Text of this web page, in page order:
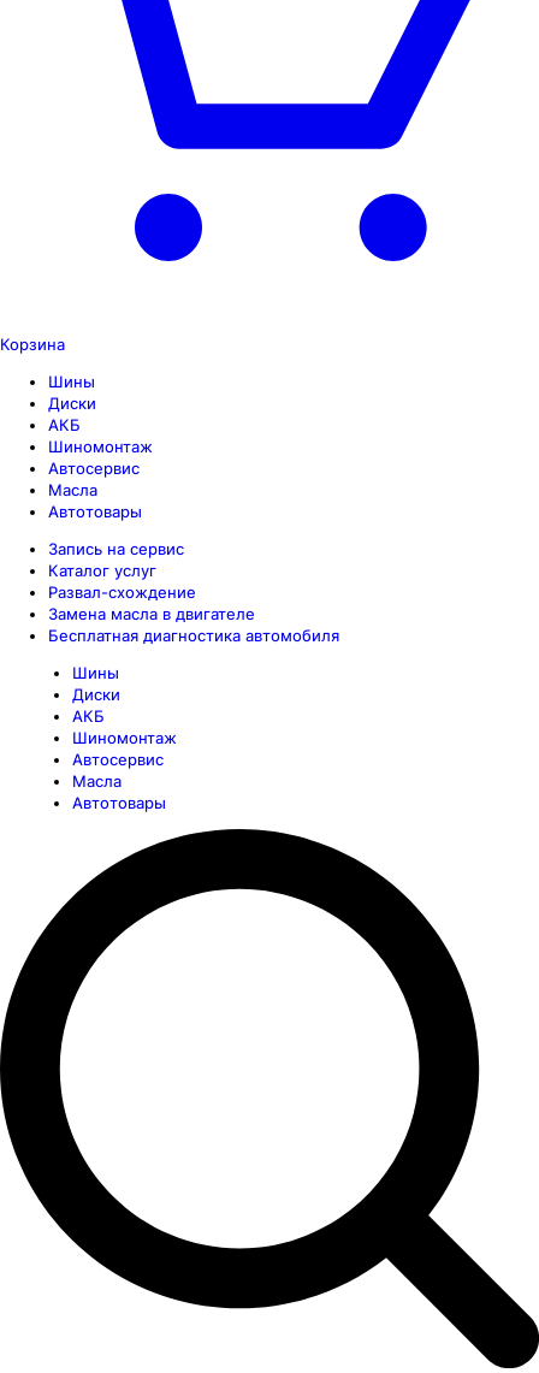
Корзина
Шины
Диски
АКБ
Шиномонтаж
Автосервис
Масла
Автотовары
Запись на сервис
Каталог услуг
Развал-схождение
Замена масла в двигателе
Бесплатная диагностика автомобиля
Шины
Диски
АКБ
Шиномонтаж
Автосервис
Масла
Автотовары